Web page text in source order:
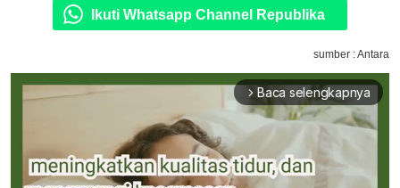
Ikuti Whatsapp Channel Republika
sumber : Antara
arrow_forward_ios Baca selengkapnya